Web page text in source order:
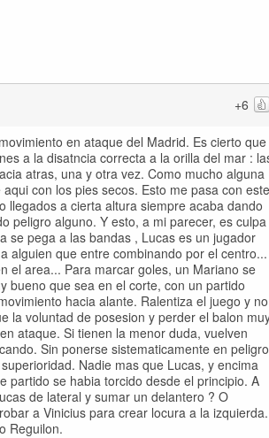
+6
en ataque del Madrid. Es cierto que
a la disatncia correcta a la orilla del mar :
atras, una y otra vez. Como mucho alguna
con los pies secos. Esto me pasa con este
llegados a cierta altura siempre acaba dando
peligro alguno. Y esto, a mi parecer, es culpa
se pega a las bandas , Lucas es un jugador
alguien que entre combinando por el centro...
el area... Para marcar goles, un Mariano se
bueno que sea en el corte, con un partido
hacia alante. Ralentiza el juego y no
la voluntad de posesion y perder el balon
ataque. Si tienen la menor duda, vuelven
Sin ponerse sistematicamente en peligro
Nadie mas que Lucas, y encima
partido se habia torcido desde el principio. A
de lateral y sumar un delantero ? O
a Vinicius para crear locura a la izquierda.
Reguilon.